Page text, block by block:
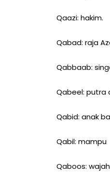
Qaazi: hakim.
Qabad: raja
Qabbaab:
Qabeel: putra
Qabid: anak
Qabil: mampu
Qaboos: